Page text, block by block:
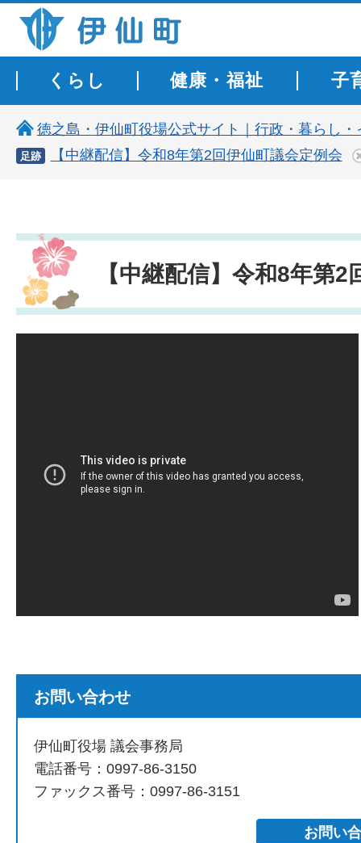
伊仙町 健康・長寿と子宝の町
くらし 健康・福祉 子
徳之島・伊仙町役場公式サイト｜行政・暮らし
足跡 【中継配信】令和8年第2回伊仙町議会定例会
【中継配信】令和8年第
お問い合わせ
伊仙町役場 議会事務局
電話番号：0997-86-3150
ファックス番号：0997-86-3151